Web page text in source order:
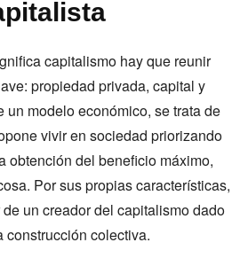
capitalismo hay que reunir
propiedad privada, capital y
un modelo económico, se trata de
vivir en sociedad priorizando
obtención del beneficio máximo,
Por sus propias características,
un creador del capitalismo dado
construcción colectiva.